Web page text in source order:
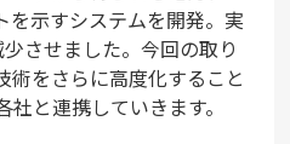
を示すシステムを開発。実
させました。今回の取り
術をさらに高度化すること
と連携していきます。